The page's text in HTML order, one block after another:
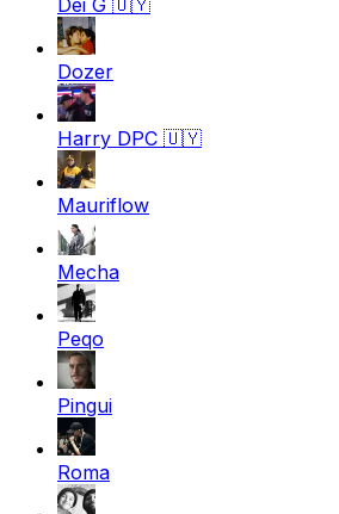
Dozer
Harry DPC 🇺🇾
Mauriflow
Mecha
Peqo
Pingui
Roma